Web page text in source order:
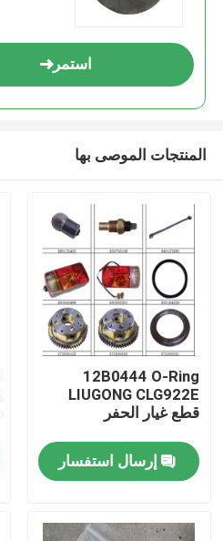
استمر
المنتجات الموصى بها
12B0444 O-Ring
LIUGONG CLG922E
قطع غيار الحفر
إرسال استفسار